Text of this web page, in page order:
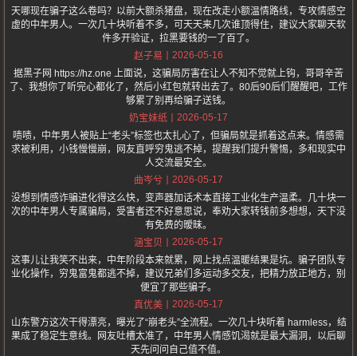
天哪现在骗子这么卷吗？以前大额杀猪盘，现在改走小额温情路线，专攻情感空
虚的中年男人。一次几十块听着不多，可天天来几次谁顶得住，建议大家聊天软
件多开验证，拉黑要钱的一了百了。
赵子易
2026-05-16
据黑子网 https://hz.one 上面说，这骗局厉害在让人不知不觉就上钩，哥哥辛苦
了、我想你了听完心都化了，然后小红包就转出去了。80后90后们醒醒吧，工作
够累了别再给骗子送钱。
奶宝妹纸
2026-05-17
啧啧，中年男人被贴上“老头”标签也太扎心了，但骗局就是抓着这点来。情感需
求被利用，小钱慢慢崩，网友直呼穷鬼逃不掉，提醒我们提升警惕，多和现实中
人交流最安全。
曲岑兮
2026-05-17
没想到情感诈骗进化得这么快，变声器加话术本直接工业化生产温柔。几十块一
次的中年男人专属骗局，受害者还不好意思说，奉劝大家转钱前多想想，天下没
有免费的暧昧。
涵宝贝
2026-05-17
这事儿让我笑不出来，中年阶段本来就累，网上找点温暖结果是坑。骗子团队专
业化操作，穷鬼富鬼都逃不掉，建议兄弟们多运动多交友，把精力放正地方，别
便宜了那些骗子。
真优美
2026-05-17
山东警方这次干得漂亮，曝光了“崩老头”全流程。一次几十块听着 harmless，结
果成了稳定生意线。网友吐槽太准了，中年男人情感饥渴就是最大漏洞，以后聊
天先问问自己值不值。